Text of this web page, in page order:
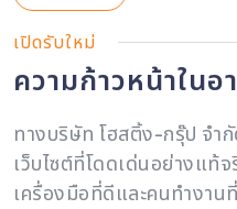
เปิดรับใหม่
ความก้าวหน้าในอ
ทางบริษัท โฮสติ้ง-กรุ๊ป จำ
เว็บไซต์ที่โดดเด่นอย่างแท้
เครื่องมือที่ดีและคนทำงาน